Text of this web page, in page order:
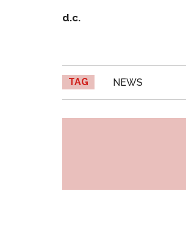
d.c.
TAG NEWS